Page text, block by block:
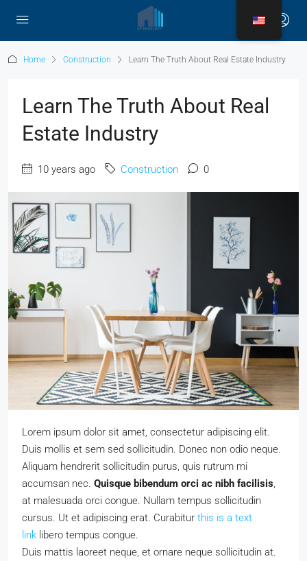
Home Construction Learn The Truth About Real Estate Industry
Learn The Truth About Real
Estate Industry
10 years ago Construction 0
Lorem ipsum dolor sit amet, consectetur adipiscing elit.
Duis mollis et sem sed sollicitudin. Donec non odio neque.
Aliquam hendrerit sollicitudin purus, quis rutrum mi
accumsan nec. Quisque bibendum orci ac nibh facilisis,
at malesuada orci congue. Nullam tempus sollicitudin
cursus. Ut et adipiscing erat. Curabitur this is a text
link libero tempus congue.
Duis mattis laoreet neque, et ornare neque sollicitudin at.